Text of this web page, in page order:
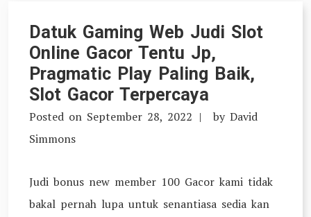
Datuk Gaming Web Judi Slot
Online Gacor Tentu Jp,
Pragmatic Play Paling Baik,
Slot Gacor Terpercaya
Posted on September 28, 2022 by David
Simmons
Judi bonus new member 100 Gacor kami tidak
bakal pernah lupa untuk senantiasa sedia kan